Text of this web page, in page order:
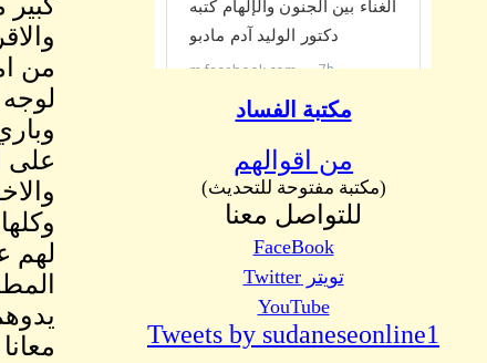
مكتبة الفساد
من اقوالهم
(مكتبة مفتوحة للتحديث)
للتواصل معنا
FaceBook
تويتر Twitter
YouTube
Tweets by sudaneseonline1
من
على
لهم